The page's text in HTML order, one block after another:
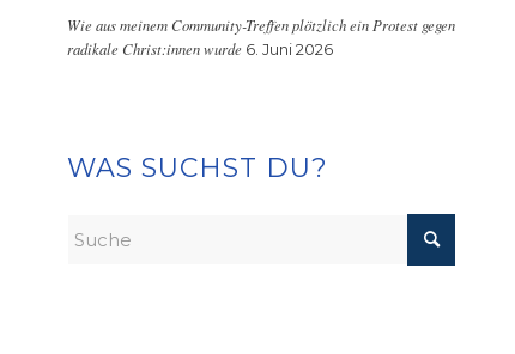
Wie aus meinem Community-Treffen plötzlich ein Protest gegen
radikale Christ:innen wurde 6. Juni 2026
WAS SUCHST DU?